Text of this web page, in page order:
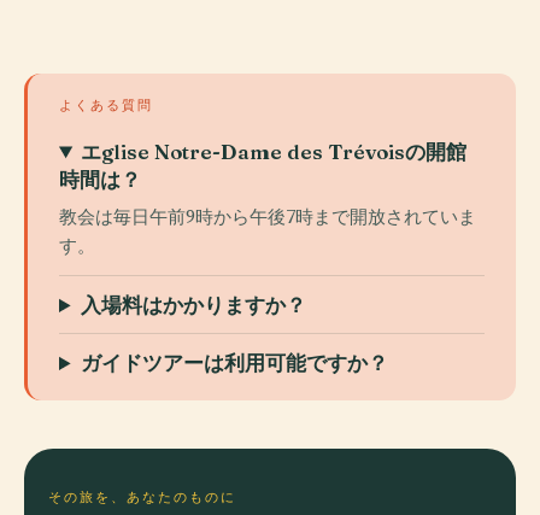
よくある質問
エglise Notre-Dame des Trévoisの開館
時間は？
教会は毎日午前9時から午後7時まで開放されていま
す。
入場料はかかりますか？
ガイドツアーは利用可能ですか？
その旅を、あなたのものに